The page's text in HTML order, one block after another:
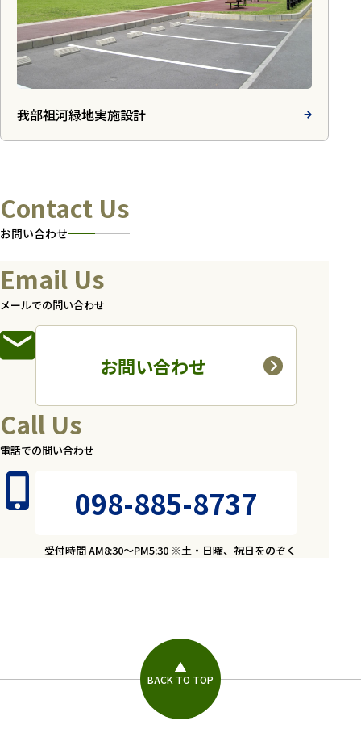
我部祖河緑地実施設計
Contact Us
お問い合わせ
Email Us
メールでの問い合わせ
お問い合わせ
Call Us
電話での問い合わせ
098-885-8737
受付時間 AM8:30～PM5:30 ※土・日曜、祝日をのぞく
BACK TO TOP